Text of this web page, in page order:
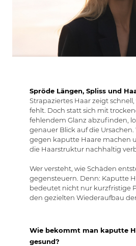
Spröde Längen, Spliss und
Strapaziertes Haar zeigt
fehlt. Doch statt sich mit
fehlendem Glanz abzufinden,
genauer Blick auf die
gegen kaputte Haare machen
die Haarstruktur nachhaltig
Wer versteht, wie Schäden
gegensteuern. Denn: Kaputte
bedeutet nicht nur kurzfristige
den gezielten Wiederaufbau
Wie bekommt man kaputte
gesund?